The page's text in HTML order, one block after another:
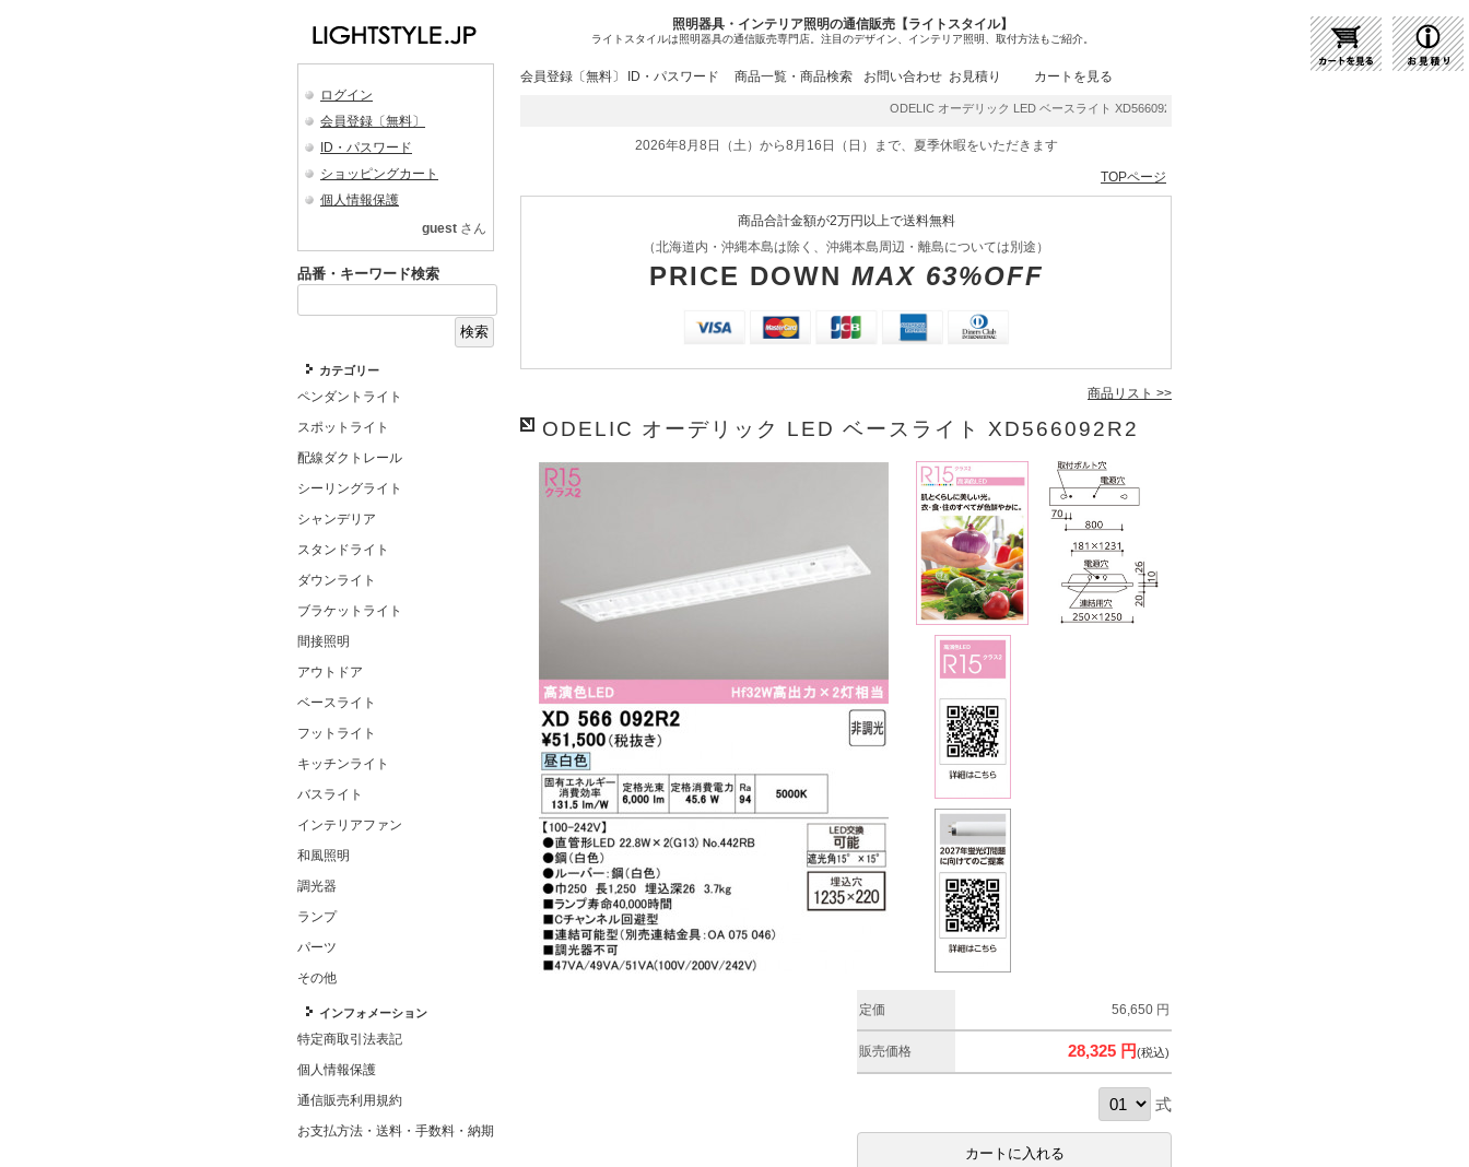
照明器具・インテリア照明の通信販売【ライトスタイル】
ライトスタイルは照明器具の通信販売専門店。注目のデザイン、インテリア照明、取付方法もご紹介。
ログイン
会員登録〔無料〕
ID・パスワード
ショッピングカート
個人情報保護
guest さん
品番・キーワード検索
カテゴリー
ペンダントライト
スポットライト
配線ダクトレール
シーリングライト
シャンデリア
スタンドライト
ダウンライト
ブラケットライト
間接照明
アウトドア
ベースライト
フットライト
キッチンライト
バスライト
インテリアファン
和風照明
調光器
ランプ
パーツ
その他
インフォメーション
特定商取引法表記
個人情報保護
通信販売利用規約
お支払方法・送料・手数料・納期
会員登録〔無料〕 ID・パスワード 商品一覧・商品検索 お問い合わせ お見積り カートを見る
ODELIC オーデリック LED ベースライト XD566092R2 | 商品紹介 | 照明器具の通販・インテリア照明の通信販
2026年8月8日（土）から8月16日（日）まで、夏季休暇をいただきます
TOPページ
商品合計金額が2万円以上で送料無料
（北海道内・沖縄本島は除く、沖縄本島周辺・離島については別途）
PRICE DOWN MAX 63%OFF
商品リスト >>
ODELIC オーデリック LED ベースライト XD566092R2
定価 56,650 円
販売価格 28,325 円(税込)
式